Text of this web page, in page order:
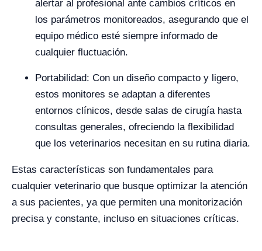
alertar al profesional ante cambios críticos en
los parámetros monitoreados, asegurando que el
equipo médico esté siempre informado de
cualquier fluctuación.
Portabilidad: Con un diseño compacto y ligero,
estos monitores se adaptan a diferentes
entornos clínicos, desde salas de cirugía hasta
consultas generales, ofreciendo la flexibilidad
que los veterinarios necesitan en su rutina diaria.
Estas características son fundamentales para
cualquier veterinario que busque optimizar la atención
a sus pacientes, ya que permiten una monitorización
precisa y constante, incluso en situaciones críticas.